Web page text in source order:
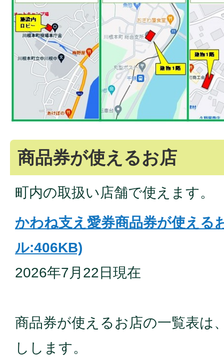
商品券が使えるお店
町内の取扱い店舗で使えます。
かわね支え愛券商品券が使える
ル:406KB)
2026年7月22日現在
商品券が使えるお店の一覧表は
しします。